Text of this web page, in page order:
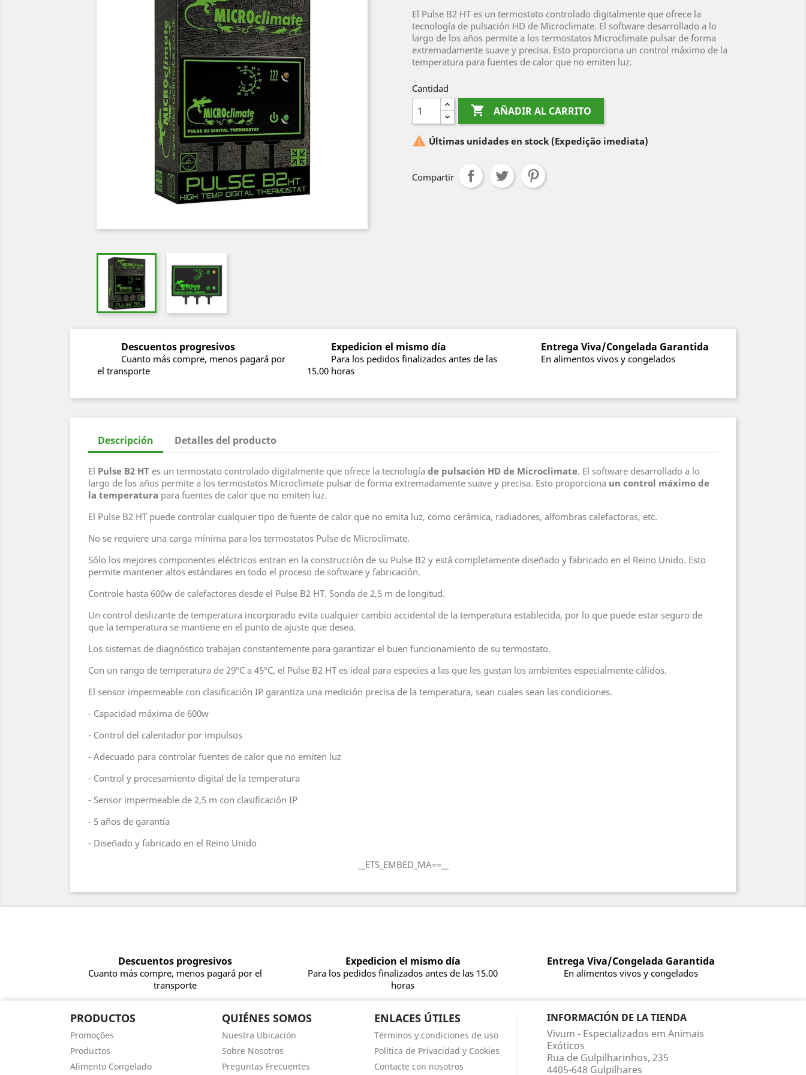
El Pulse B2 HT es un termostato controlado digitalmente que ofrece la
tecnología de pulsación HD de Microclimate. El software desarrollado a lo
largo de los años permite a los termostatos Microclimate pulsar de forma
extremadamente suave y precisa. Esto proporciona un control máximo de la
temperatura para fuentes de calor que no emiten luz.
Cantidad
 AÑADIR AL CARRITO
 Últimas unidades en stock (Expedição imediata)
Compartir
Descuentos progresivos
Cuanto más compre, menos pagará por
el transporte
Expedicion el mismo día
Para los pedidos finalizados antes de las
15.00 horas
Entrega Viva/Congelada Garantida
En alimentos vivos y congelados
Descripción Detalles del producto
El Pulse B2 HT es un termostato controlado digitalmente que ofrece la tecnología de pulsación HD de Microclimate. El software desarrollado a lo
largo de los años permite a los termostatos Microclimate pulsar de forma extremadamente suave y precisa. Esto proporciona un control máximo de
la temperatura para fuentes de calor que no emiten luz.
El Pulse B2 HT puede controlar cualquier tipo de fuente de calor que no emita luz, como cerámica, radiadores, alfombras calefactoras, etc.
No se requiere una carga mínima para los termostatos Pulse de Microclimate.
Sólo los mejores componentes eléctricos entran en la construcción de su Pulse B2 y está completamente diseñado y fabricado en el Reino Unido. Esto
permite mantener altos estándares en todo el proceso de software y fabricación.
Controle hasta 600w de calefactores desde el Pulse B2 HT. Sonda de 2,5 m de longitud.
Un control deslizante de temperatura incorporado evita cualquier cambio accidental de la temperatura establecida, por lo que puede estar seguro de
que la temperatura se mantiene en el punto de ajuste que desea.
Los sistemas de diagnóstico trabajan constantemente para garantizar el buen funcionamiento de su termostato.
Con un rango de temperatura de 29ºC a 45ºC, el Pulse B2 HT es ideal para especies a las que les gustan los ambientes especialmente cálidos.
El sensor impermeable con clasificación IP garantiza una medición precisa de la temperatura, sean cuales sean las condiciones.
- Capacidad máxima de 600w
- Control del calentador por impulsos
- Adecuado para controlar fuentes de calor que no emiten luz
- Control y procesamiento digital de la temperatura
- Sensor impermeable de 2,5 m con clasificación IP
- 5 años de garantía
- Diseñado y fabricado en el Reino Unido
__ETS_EMBED_MA==__
Descuentos progresivos
Cuanto más compre, menos pagará por el
transporte
Expedicion el mismo día
Para los pedidos finalizados antes de las 15.00
horas
Entrega Viva/Congelada Garantida
En alimentos vivos y congelados
PRODUCTOS
Promoções
Productos
Alimento Congelado
QUIÉNES SOMOS
Nuestra Ubicación
Sobre Nosotros
Preguntas Frecuentes
ENLACES ÚTILES
Términos y condiciones de uso
Política de Privacidad y Cookies
Contacte con nosotros
INFORMACIÓN DE LA TIENDA
Vivum - Especializados em Animais
Exóticos
Rua de Gulpilharinhos, 235
4405-648 Gulpilhares